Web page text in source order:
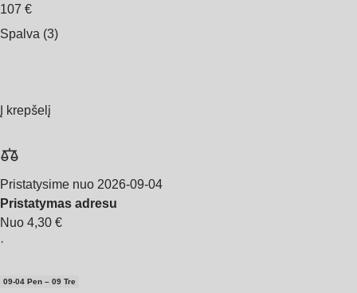
107 €
Spalva (3)
Į krepšelį
Pristatysime nuo 2026‑09‑04
Pristatymas adresu
Nuo 4,30 €
·
09‑04 Pen – 09 Tre